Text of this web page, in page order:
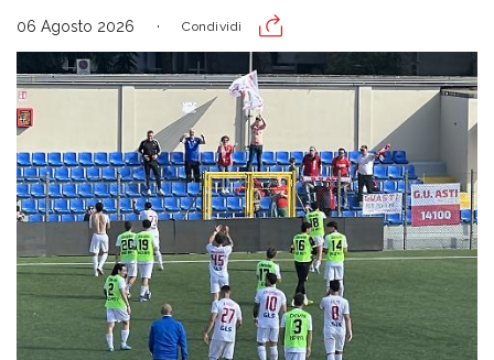
06 Agosto 2026 Condividi